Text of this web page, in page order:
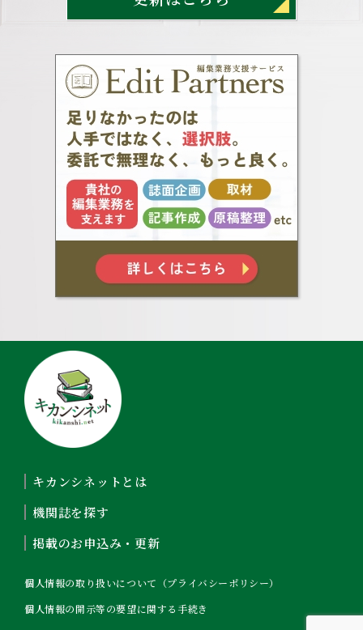
キカンシネットとは
機関誌を探す
掲載のお申込み・更新
個人情報の取り扱いについて（プライバシーポリシー）
個人情報の開示等の要望に関する手続き